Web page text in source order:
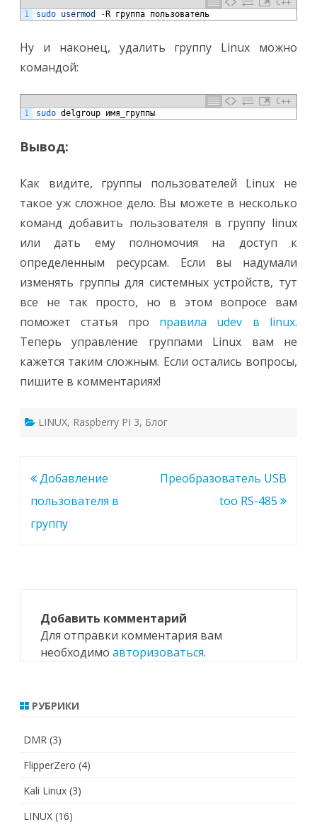
C++
1
sudo usermod - R группа пользователь
Ну и наконец, удалить группу Linux можно
командой:
C++
1
sudo delgroup имя группы
Вывод:
Как видите, группы пользователей Linux не
такое уж сложное дело. Вы можете в несколько
команд добавить пользователя в группу linux
или дать ему полномочия на доступ к
определенным ресурсам. Если вы надумали
изменять группы для системных устройств, тут
все не так просто, но в этом вопросе вам
поможет статья про правила udev в linux.
Теперь управление группами Linux вам не
кажется таким сложным. Если остались вопросы,
пишите в комментариях!
LINUX, Raspberry PI 3, Блог
Навигация
по
записям
Добавление
пользователя в
группу
Преобразователь USB
too RS-485
Добавить комментарий
Для отправки комментария вам
необходимо авторизоваться.
РУБРИКИ
DMR (3)
FlipperZero (4)
Kali Linux (3)
LINUX (16)